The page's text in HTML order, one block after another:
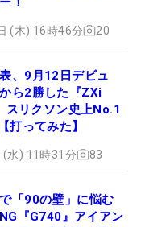
(木) 16時46分 20
、9月12日デビュ
ら2勝した『ZXi
スリクソン史上No.1
打ってみた】
水) 11時31分 83
「90の壁」に悩む
『G740』アイアン